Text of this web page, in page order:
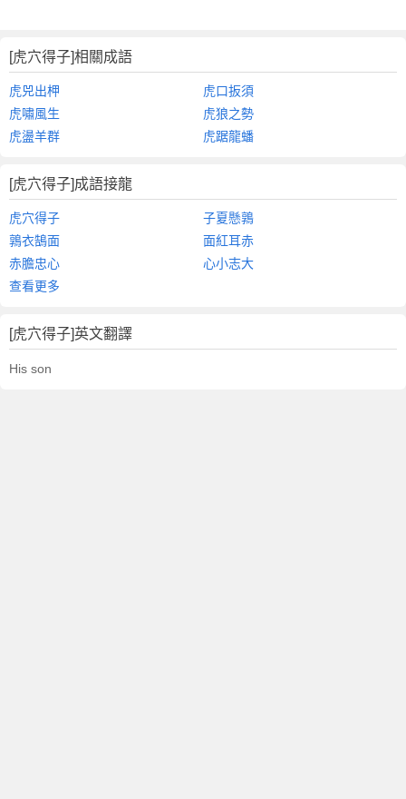
[虎穴得子]相關成語
虎兕出柙
虎口扳須
虎嘯風生
虎狼之勢
虎盪羊群
虎踞龍蟠
[虎穴得子]成語接龍
虎穴得子
子夏懸鶉
鶉衣鵠面
面紅耳赤
赤膽忠心
心小志大
查看更多
[虎穴得子]英文翻譯
His son